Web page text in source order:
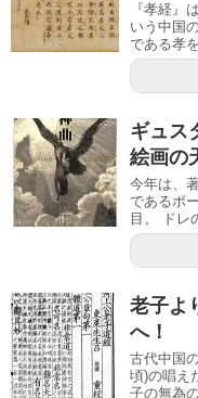
『孝経』
いう中国
である孝
ギュス
絵画の
今年は、
であるポ
目。 ドレ
老子よ
へ！
古代中国
頃)の唱え
子の無為